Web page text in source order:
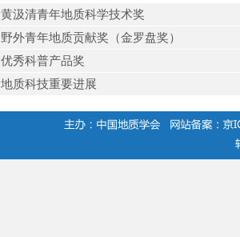
黄汲清青年地质科学技术奖
野外青年地质贡献奖（金罗盘奖）
优秀科普产品奖
地质科技重要进展